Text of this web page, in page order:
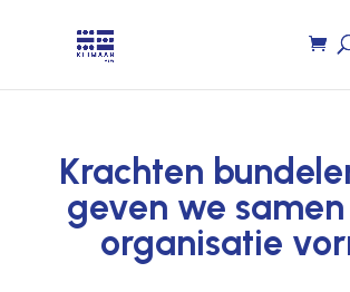
Krachten
geven we
organisatie